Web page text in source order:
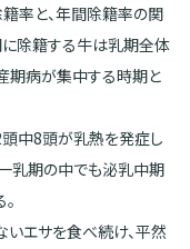
率と、年間除籍率の関
除籍する牛は乳期全体
期病が集中する時期と
中8頭が乳熱を発症し
一乳期の中でも泌乳中期
エサを食べ続け、平然